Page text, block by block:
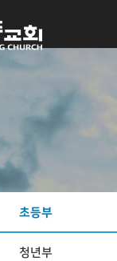
초등부
청년부
close